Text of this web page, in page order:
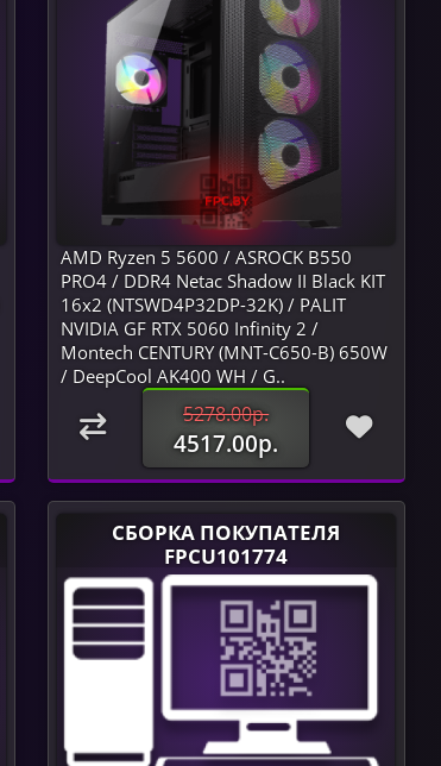
AMD Ryzen 5 5600 / ASROCK B550
PRO4 / DDR4 Netac Shadow II Black KIT
16x2 (NTSWD4P32DP-32K) / PALIT
NVIDIA GF RTX 5060 Infinity 2 /
Montech CENTURY (MNT-C650-B) 650W
/ DeepСool AK400 WH / G..
5278.00р.
4517.00р.
СБОРКА ПОКУПАТЕЛЯ
FPCU101774